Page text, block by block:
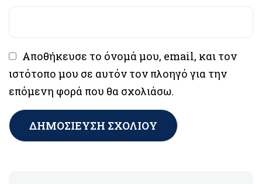
Αποθήκευσε το όνομά μου, email, και τον
ιστότοπο μου σε αυτόν τον πλοηγό για την
επόμενη φορά που θα σχολιάσω.